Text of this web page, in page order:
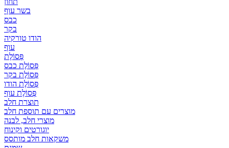
בשר עוף
כבס
בקר
הודו טורקיה
עוף
פְּסוֹלֶת
פְּסוֹלֶת כבס
פְּסוֹלֶת בקר
פְּסוֹלֶת הודו
פְּסוֹלֶת עוף
תוצרת חלב
מוצרים עם תוספת חלב
מוצרי חלב, לבנה
יוגורטים וקינוח
משקאות חלב מותסס